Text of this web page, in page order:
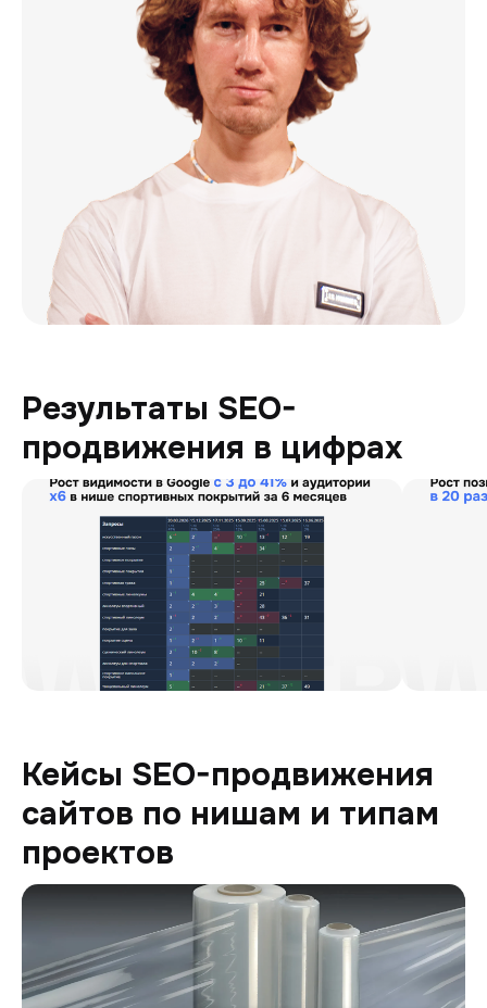
Результаты SEO-
продвижения в цифрах
Кейсы SEO-продвижения
сайтов по нишам и типам
проектов
Уралпак